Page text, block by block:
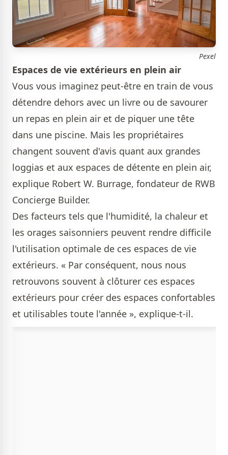
Pexel
Espaces de vie extérieurs en plein air
Vous vous imaginez peut-être en train de vous
détendre dehors avec un livre ou de savourer
un repas en plein air et de piquer une tête
dans une piscine. Mais les propriétaires
changent souvent d'avis quant aux grandes
loggias et aux espaces de détente en plein air,
explique Robert W. Burrage, fondateur de RWB
Concierge Builder.
Des facteurs tels que l'humidité, la chaleur et
les orages saisonniers peuvent rendre difficile
l'utilisation optimale de ces espaces de vie
extérieurs. « Par conséquent, nous nous
retrouvons souvent à clôturer ces espaces
extérieurs pour créer des espaces confortables
et utilisables toute l'année », explique-t-il.